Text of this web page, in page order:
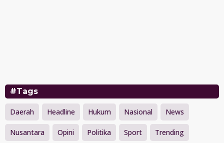
#Tags
Daerah Headline Hukum Nasional News
Nusantara Opini Politika Sport Trending